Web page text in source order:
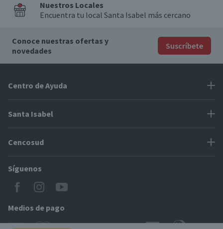
Nuestros Locales
Encuentra tu local Santa Isabel más cercano
Conoce nuestras ofertas y
novedades
Suscríbete
Centro de Ayuda
Problemas con tu pedido
Cómo modificar mis datos
Modos de entrega y cobertura
Locales Santa Isabel
Servicio al cliente
Santa Isabel
Proveedores
CyberDay
BlackFriday
Cencosud
Paris
Jumbo
Easy
Tarjeta Cencosud Scotiabank
Síguenos
Medios de pago